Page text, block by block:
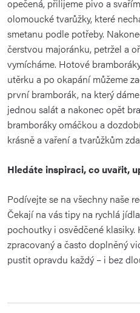
opečená, přilijeme pivo a
olomoucké tvarůžky, které
smetanu podle potřeby.
čerstvou majoránku, petržel a
vymícháme. Hotové
utěrku a po okapání můžeme
první bramborák, na který
jednou salát a nakonec opět
bramboráky omáčkou a
krásně a vaření a tvarůžkům
Hledáte inspiraci, co uvařit,
Podívejte se na všechny naše
Čekají na vás tipy na rychlá
pochoutky i osvědčené klasiky.
zpracovaný a často doplněný
pustit opravdu každý – i bez